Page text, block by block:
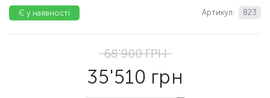
Артикул: 823
Є у наявності
68'900 ГРН
35'510 грн